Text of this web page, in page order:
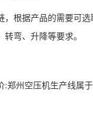
，根据产品的需要可
弯、升降等要求。
:郑州空压机生产线属